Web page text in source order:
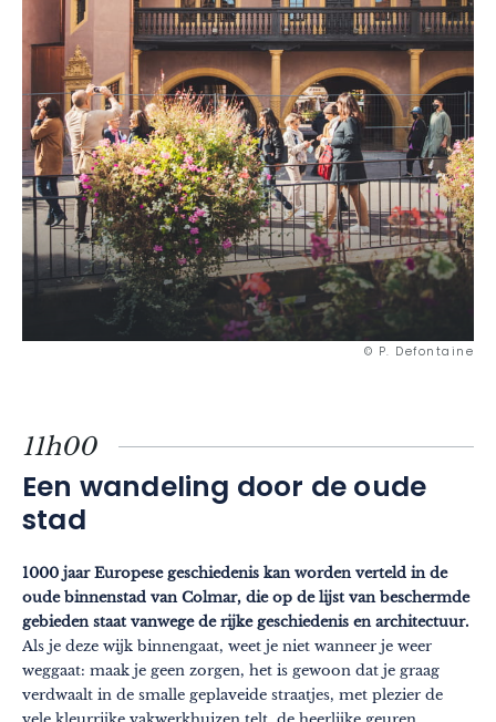
© P. Defontaine
11h00
Een wandeling door de oude
stad
1000 jaar Europese geschiedenis kan worden verteld in de
oude binnenstad van Colmar, die op de lijst van beschermde
gebieden staat vanwege de rijke geschiedenis en architectuur.
Als je deze wijk binnengaat, weet je niet wanneer je weer
weggaat: maak je geen zorgen, het is gewoon dat je graag
verdwaalt in de smalle geplaveide straatjes, met plezier de